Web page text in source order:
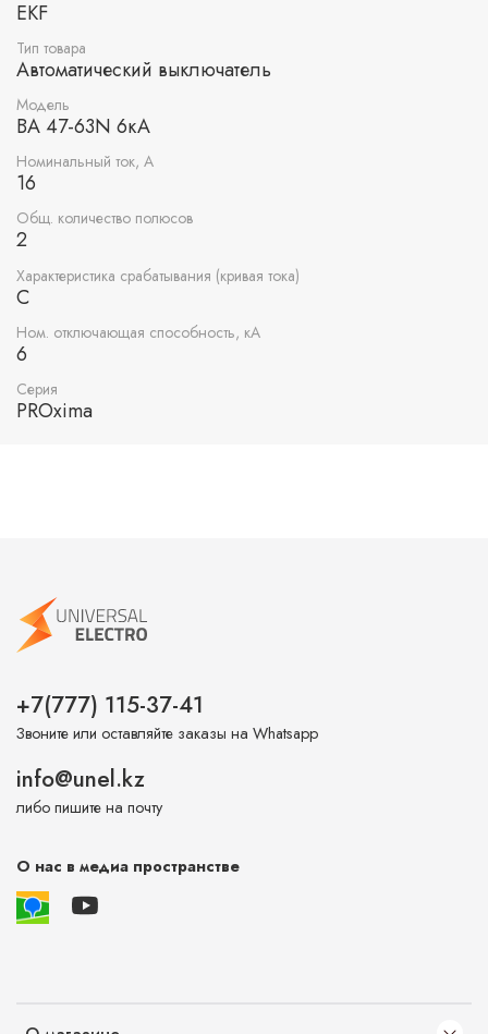
EKF
Тип товара
Автоматический выключатель
Модель
ВА 47-63N 6кА
Номинальный ток, А
16
Общ. количество полюсов
2
Характеристика срабатывания (кривая тока)
C
Ном. отключающая способность, кА
6
Серия
PROxima
+7(777) 115-37-41
Звоните или оставляйте заказы на Whatsapp
info@unel.kz
либо пишите на почту
О нас в медиа пространстве